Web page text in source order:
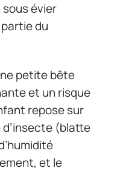
sous évier
du
petite bête
et un risque
repose sur
(blatte
et le